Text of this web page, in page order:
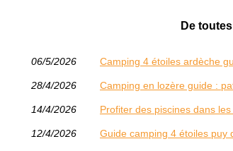
De
06/5/2026 Camping 4 étoiles ardèche
28/4/2026 Camping en lozère guide :
14/4/2026 Profiter des piscines dans
12/4/2026 Guide camping 4 étoiles puy